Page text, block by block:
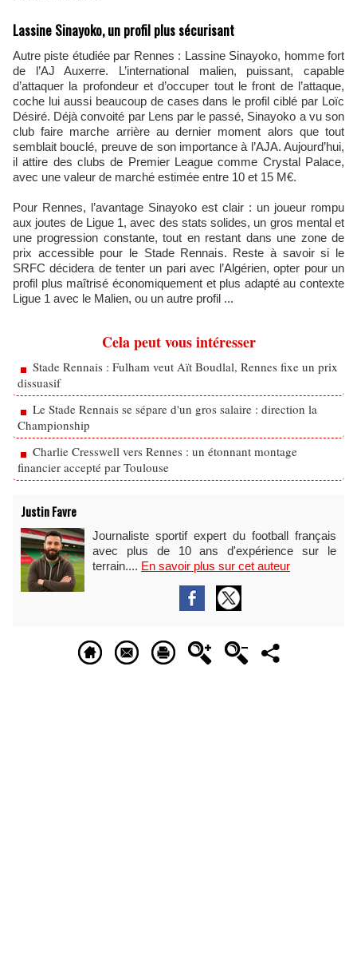
Lassine Sinayoko, un profil plus sécurisant
Autre piste étudiée par Rennes : Lassine Sinayoko, homme fort
de l’AJ Auxerre. L’international malien, puissant, capable
d’attaquer la profondeur et d’occuper tout le front de l’attaque,
coche lui aussi beaucoup de cases dans le profil ciblé par Loïc
Désiré. Déjà convoité par Lens par le passé, Sinayoko a vu son
club faire marche arrière au dernier moment alors que tout
semblait bouclé, preuve de son importance à l’AJA. Aujourd’hui,
il attire des clubs de Premier League comme Crystal Palace,
avec une valeur de marché estimée entre 10 et 15 M€.
Pour Rennes, l’avantage Sinayoko est clair : un joueur rompu
aux joutes de Ligue 1, avec des stats solides, un gros mental et
une progression constante, tout en restant dans une zone de
prix accessible pour le Stade Rennais. Reste à savoir si le
SRFC décidera de tenter un pari avec l’Algérien, opter pour un
profil plus maîtrisé économiquement et plus adapté au contexte
Ligue 1 avec le Malien, ou un autre profil ...
Cela peut vous intéresser
Stade Rennais : Fulham veut Aït Boudlal, Rennes fixe un prix
dissuasif
Le Stade Rennais se sépare d'un gros salaire : direction la
Championship
Charlie Cresswell vers Rennes : un étonnant montage
financier accepté par Toulouse
Justin Favre
Journaliste sportif expert du football français
avec plus de 10 ans d'expérience sur le
terrain.... En savoir plus sur cet auteur